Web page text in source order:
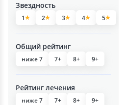
Звездность
1 2 3 4 5
Общий рейтинг
ниже 7 7+ 8+ 9+
Рейтинг лечения
ниже 7 7+ 8+ 9+